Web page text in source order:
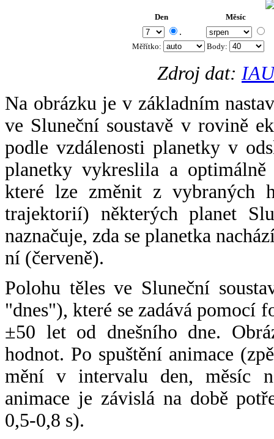
Den Měsíc
.
Měřítko: Body:
Zdroj dat:
Na obrázku je v základním
ve Sluneční soustavě v rovině
podle vzdálenosti planetky v
planetky vykreslila a
které lze změnit z vybraných
trajektorií) některých planet
naznačuje, zda se planetka
ní (červeně).
Polohu těles ve Sluneční
"dnes"), které se zadává pomocí
±50 let od dnešního dne.
hodnot. Po spuštění animace
mění v intervalu den, měsíc
animace je závislá na době
0,5-0,8 s).